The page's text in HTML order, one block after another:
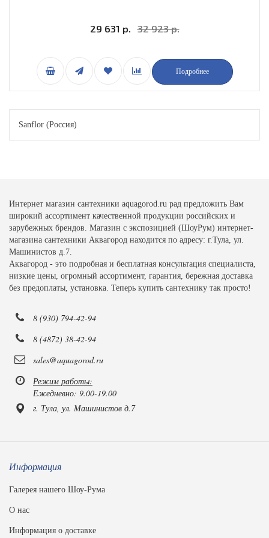
29 631 р. 32 923 р.
Подробнее
Sanflor (Россия)
Интернет магазин сантехники aquagorod.ru рад предложить Вам
широкий ассортимент качественной продукции российских и
зарубежных брендов. Магазин с экспозицией (ШоуРум) интернет-
магазина сантехники Аквагород находится по адресу: г.Тула, ул.
Машинистов д.7.
Аквагород - это подробная и бесплатная консультация специалиста,
низкие цены, огромный ассортимент, гарантия, бережная доставка
без предоплаты, установка. Теперь купить сантехнику так просто!
8 (930) 794-42-94
8 (4872) 38-42-94
sales@aquagorod.ru
Режим работы:
Ежедневно: 9.00-19.00
г. Тула, ул. Машинистов д.7
Информация
Галерея нашего Шоу-Рума
О нас
Информация о доставке